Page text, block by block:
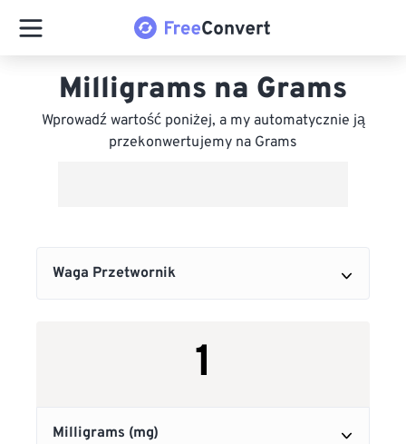
Milligrams na Grams
Wprowadź wartość poniżej, a my automatycznie ją
przekonwertujemy na Grams